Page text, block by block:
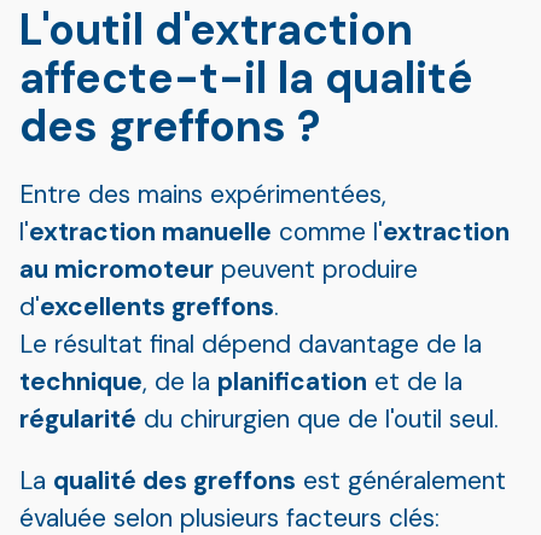
L'outil d'extraction
affecte-t-il la qualité
des greffons ?
Entre des mains expérimentées,
l'extraction manuelle comme l'extraction
au micromoteur peuvent produire
d'excellents greffons.
Le résultat final dépend davantage de la
technique, de la planification et de la
régularité du chirurgien que de l'outil seul.
La qualité des greffons est généralement
évaluée selon plusieurs facteurs clés: